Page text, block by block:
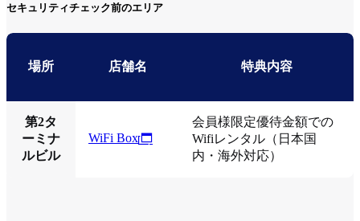
セキュリティチェック前のエリア
場所 店舗名 特典内容
第2タ
ーミナ
ルビル
WiFi Box
会員様限定優待金額での
Wifiレンタル（日本国
内・海外対応）